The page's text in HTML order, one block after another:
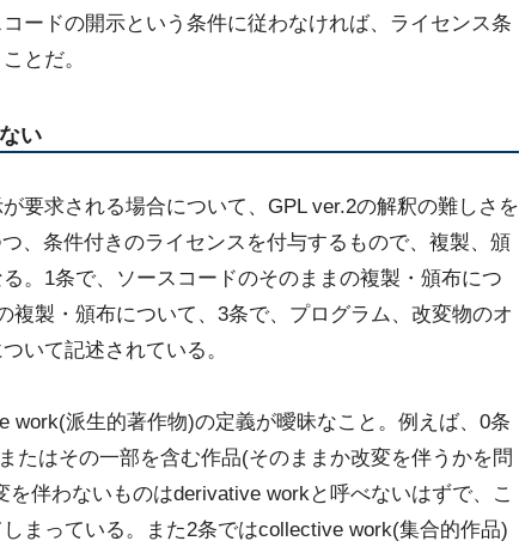
ードの開示という条件に従わなければ、ライセンス条
とだ。
い
要求される場合について、GPL ver.2の解釈の難しさを
、条件付きのライセンスを付与するもので、複製、頒
。1条で、ソースコードのそのままの複製・頒布につ
複製・頒布について、3条で、プログラム、改変物のオ
いて記述されている。
work(派生的著作物)の定義が曖昧なこと。例えば、0条
たはその一部を含む作品(そのままか改変を伴うかを問
伴わないものはderivative workと呼べないはずで、こ
まっている。また2条ではcollective work(集合的作品)